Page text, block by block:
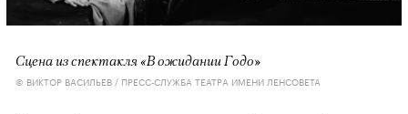
Сцена из спектакля «В ожидании Годо»
© ВИКТОР ВАСИЛЬЕВ / ПРЕСС-СЛУЖБА ТЕАТРА ИМЕНИ ЛЕНСОВЕТА